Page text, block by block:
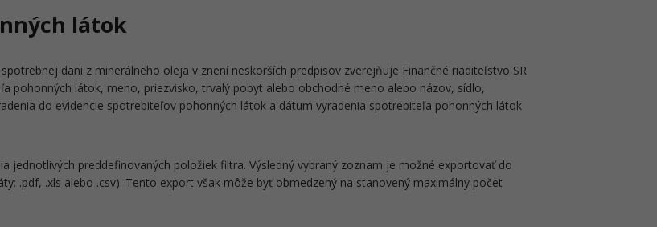
látok
dani z minerálneho oleja v znení neskorších predpisov zverejňuje Finančné riaditeľstvo SR
pohonných látok, meno, priezvisko, trvalý pobyt alebo obchodné meno alebo názov, sídlo,
do evidencie spotrebiteľov pohonných látok a dátum vyradenia spotrebiteľa pohonných látok
jednotlivých preddefinovaných položiek filtra. Výsledný vybraný zoznam je možné exportovať do
.pdf, .xls alebo .csv). Tento export však môže byť obmedzený na stanovený maximálny počet